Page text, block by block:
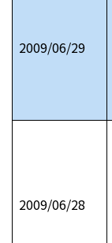
2009/06/29
2009/06/28